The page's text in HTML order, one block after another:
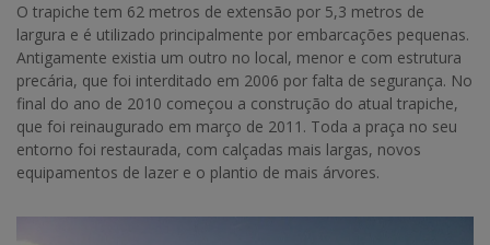
O trapiche tem 62 metros de extensão por 5,3 metros de
largura e é utilizado principalmente por embarcações pequenas.
Antigamente existia um outro no local, menor e com estrutura
precária, que foi interditado em 2006 por falta de segurança. No
final do ano de 2010 começou a construção do atual trapiche,
que foi reinaugurado em março de 2011. Toda a praça no seu
entorno foi restaurada, com calçadas mais largas, novos
equipamentos de lazer e o plantio de mais árvores.